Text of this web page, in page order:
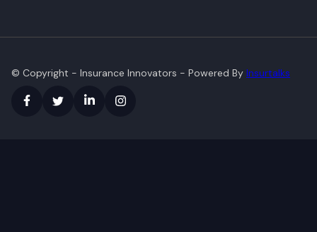
© Copyright - Insurance Innovators - Powered By Insurtalks